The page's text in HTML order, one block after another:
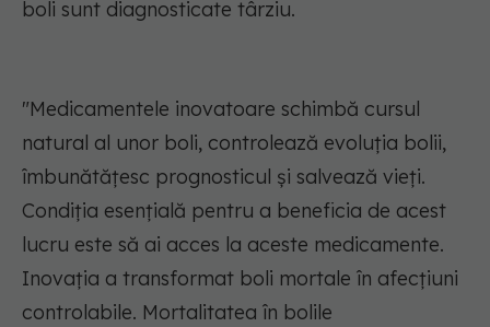
boli sunt diagnosticate târziu.
"Medicamentele inovatoare schimbă cursul
natural al unor boli, controlează evoluția bolii,
îmbunătățesc prognosticul și salvează vieți.
Condiția esențială pentru a beneficia de acest
lucru este să ai acces la aceste medicamente.
Inovația a transformat boli mortale în afecțiuni
controlabile. Mortalitatea în bolile